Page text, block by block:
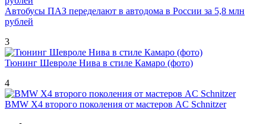
Автобусы ПАЗ переделают в автодома в России за 5,8 млн
рублей
3
Тюнинг Шевроле Нива в стиле Камаро (фото)
4
BMW X4 второго поколения от мастеров AC Schnitzer